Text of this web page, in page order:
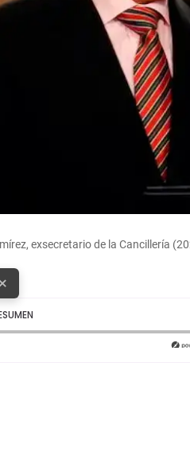
exsecretario de la Cancillería